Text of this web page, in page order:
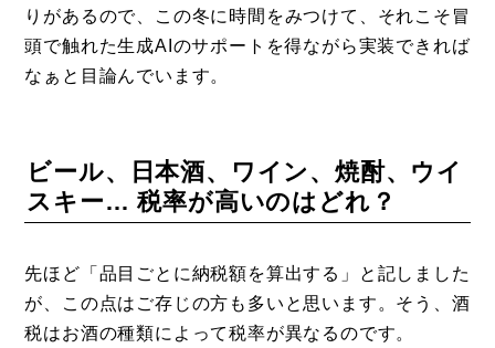
りがあるので、この冬に時間をみつけて、それこそ冒
頭で触れた生成AIのサポートを得ながら実装できれば
なぁと目論んでいます。
ビール、日本酒、ワイン、焼酎、ウイ
スキー… 税率が高いのはどれ？
先ほど「品目ごとに納税額を算出する」と記しました
が、この点はご存じの方も多いと思います。そう、酒
税はお酒の種類によって税率が異なるのです。